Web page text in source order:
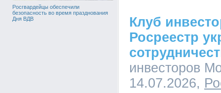
Росгвардейцы обеспечили
безопасность во время празднования
Дня ВДВ
Клуб
Росреестр
инвесторов
14.07.2026,